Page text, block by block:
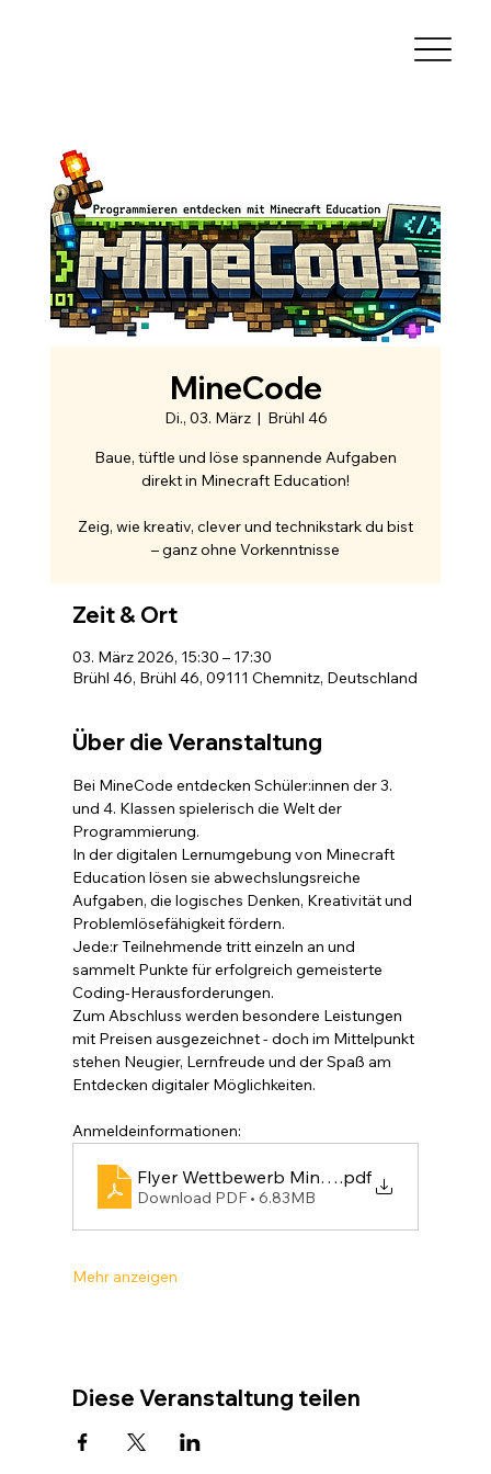
MineCode
Di., 03. März
  |
Brühl 46
Baue, tüftle und löse spannende Aufgaben
direkt in Minecraft Education!
Zeig, wie kreativ, clever und technikstark du bist
– ganz ohne Vorkenntnisse
Zeit & Ort
03. März 2026, 15:30 – 17:30
Brühl 46, Brühl 46, 09111 Chemnitz, Deutschland
Über die Veranstaltung
Bei MineCode entdecken Schüler:innen der 3.
und 4. Klassen spielerisch die Welt der
Programmierung.
In der digitalen Lernumgebung von Minecraft
Education lösen sie abwechslungsreiche
Aufgaben, die logisches Denken, Kreativität und
Problemlösefähigkeit fördern.
Jede:r Teilnehmende tritt einzeln an und
sammelt Punkte für erfolgreich gemeisterte
Coding-Herausforderungen.
Zum Abschluss werden besondere Leistungen
mit Preisen ausgezeichnet - doch im Mittelpunkt
stehen Neugier, Lernfreude und der Spaß am
Entdecken digitaler Möglichkeiten.
Anmeldeinformationen:
Flyer Wettbewerb MineCode 25
.pdf
Download PDF • 6.83MB
Mehr anzeigen
Diese Veranstaltung teilen